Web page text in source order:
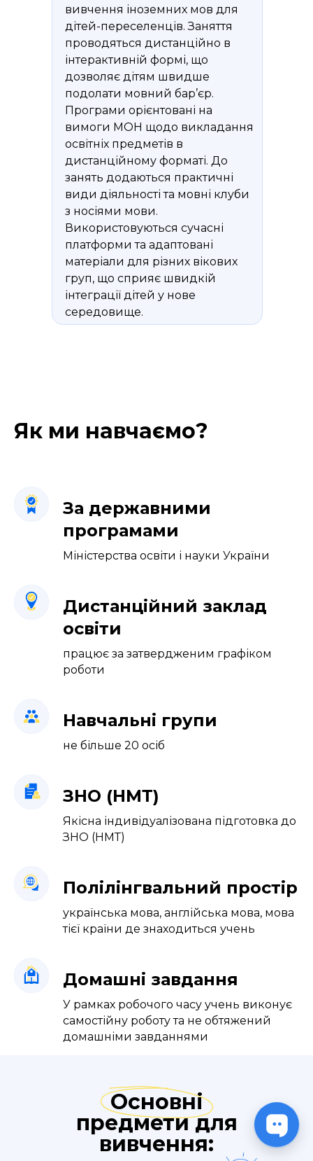
вивчення іноземних мов для
дітей-переселенців. Заняття
проводяться дистанційно в
інтерактивній формі, що
дозволяє дітям швидше
подолати мовний бар’єр.
Програми орієнтовані на
вимоги МОН щодо викладання
освітніх предметів в
дистанційному форматі. До
занять додаються практичні
види діяльності та мовні клуби
з носіями мови.
Використовуються сучасні
платформи та адаптовані
матеріали для різних вікових
груп, що сприяє швидкій
інтеграції дітей у нове
середовище.
Як ми навчаємо?
За державними
програмами
Міністерства освіти і науки України
Дистанційний заклад
освіти
працює за затвердженим графіком
роботи
Навчальні групи
не більше 20 осіб
ЗНО (НМТ)
Якісна індивідуалізована підготовка до
ЗНО (НМТ)
Полілінгвальний простір
українська мова, англійська мова, мова
тієї країни де знаходиться учень
Домашні завдання
У рамках робочого часу учень виконує
самостійну роботу та не обтяжений
домашніми завданнями
Основні
предмети для
вивчення: